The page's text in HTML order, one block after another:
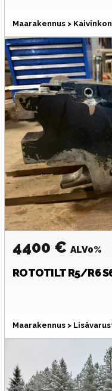
Maarakennus >
4400 € ALV0%
ROTOTILT R5/R6
Maarakennus >